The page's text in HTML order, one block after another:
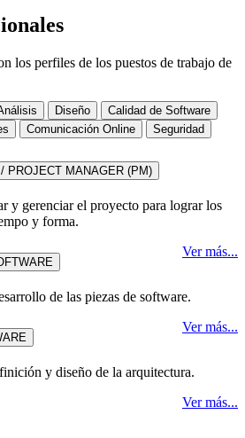
los perfiles de los puestos de trabajo de
Diseño
Calidad de Software
Comunicación Online Seguridad
PROJECT MANAGER (PM)
y gerenciar el proyecto para lograr los
y forma.
Ver más...
de las piezas de software.
Ver más...
y diseño de la arquitectura.
Ver más...